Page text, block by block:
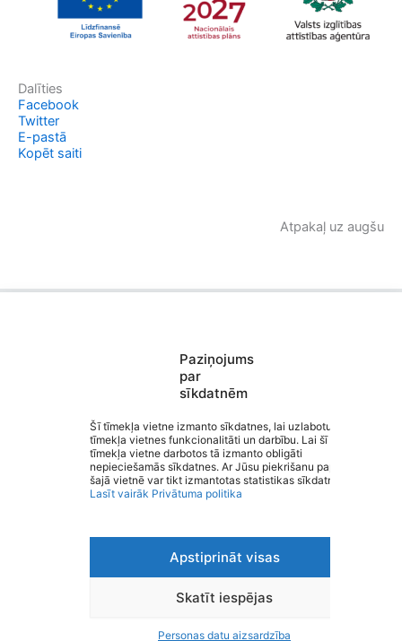
Paziņojums
par
sīkdatnēm
Šī tīmekļa vietne izmanto sīkdatnes, lai uzlabotu
tīmekļa vietnes funkcionalitāti un darbību. Lai šī
tīmekļa vietne darbotos tā izmanto obligāti
nepieciešamās sīkdatnes. Ar Jūsu piekrišanu papildus
šajā vietnē var tikt izmantotas statistikas sīkdatnes.
Lasīt vairāk Privātuma politika
Apstiprināt visas
Skatīt iespējas
Personas datu aizsardzība
Dalīties
Facebook
Twitter
E-pastā
Kopēt saiti
Atpakaļ uz augšu
Valmieras 2. vidusskola
Saziņa
Privātuma politika
Personas datu aizsardzība